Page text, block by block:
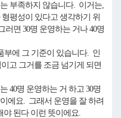
부족하지 않습니다. 이거는,
평성이 있다고 생각하기 위
면 30명 운영하는 거나 40명
부에 그 기준이 있습니다. 인
고 그거를 조금 넘기게 되면
40명 운영하는 거 하고 30명
에요. 그래서 운영을 잘 하려
야 된다 이런 뜻이에요.